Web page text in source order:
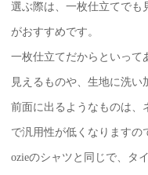
選ぶ際は、一枚仕立てでも
がおすすめです。
一枚仕立てだからといって
見えるものや、生地に洗
前面に出るようなものは、
で汎用性が低くなりますの
ozieのシャツと同じで、タ